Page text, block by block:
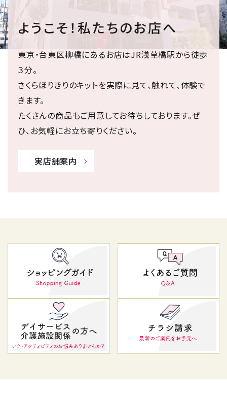
ようこそ！私たちのお店へ
東京・台東区柳橋にあるお店はJR浅草橋駅から徒歩
３分。
さくらほりきりのキットを実際に見て、触れて、体験で
きます。
たくさんの商品もご用意してお待ちしております。ぜ
ひ、お気軽にお立ち寄りください。
実店舗案内